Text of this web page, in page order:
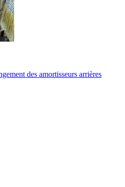
des amortisseurs arrières